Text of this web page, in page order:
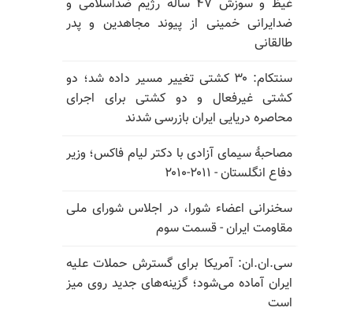
غیظ و سوزش ۴۷ ساله رژیم ضداسلامی و
ضدایرانی خمینی از پیوند مجاهدین و پدر
طالقانی
سنتکام: ۳۰ کشتی تغییر مسیر داده شد؛ دو
کشتی غیرفعال و دو کشتی برای اجرای
محاصره دریایی ایران بازرسی شدند
مصاحبهٔ سیمای آزادی با دکتر لیام فاکس؛ وزیر
دفاع انگلستان - ۲۰۱۱-۲۰۱۰
سخنرانی اعضاء شورا، در اجلاس شورای ملی
مقاومت ایران - قسمت سوم
سی.ان.ان: آمریکا برای گسترش حملات علیه
ایران آماده می‌شود؛ گزینه‌های جدید روی میز
است